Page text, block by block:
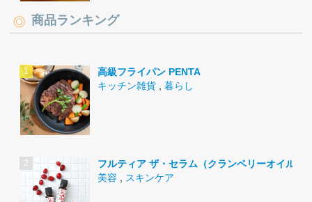
商品ランキング
高級フライパン PENTA
キッチン雑貨
暮らし
フルティア ザ・セラム（クランベリーオイル）
美容
スキンケア